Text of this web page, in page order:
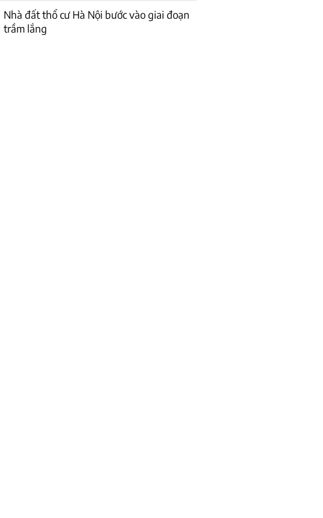
Nhà đất thổ cư Hà Nội bước vào giai đoạn
trầm lắng